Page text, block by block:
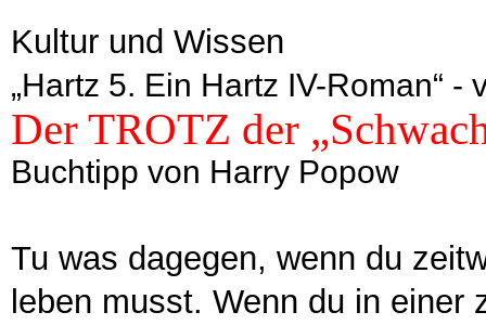
Kultur und Wissen
„Hartz 5. Ein Hartz IV-Roman“ -
Der TROTZ der
Buchtipp von Harry Popow
Tu was dagegen, wenn du
leben musst. Wenn du in